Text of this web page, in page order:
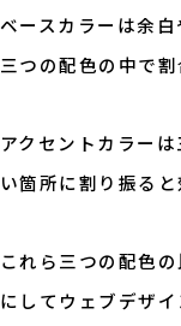
ベースカラーは余
三つの配色の中で割
アクセントカラー
い箇所に割り振ると
これら三つの配色
にしてウェブデザ